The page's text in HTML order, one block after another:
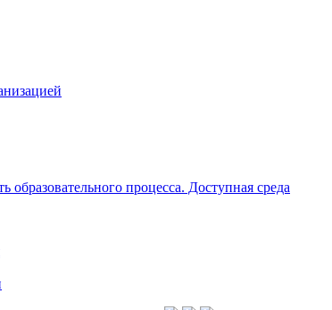
процесса. Доступная среда